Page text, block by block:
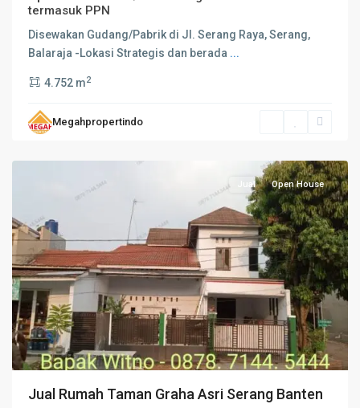
termasuk PPN
Disewakan Gudang/Pabrik di Jl. Serang Raya, Serang,
Balaraja -Lokasi Strategis dan berada ...
4.752 m2
Megahpropertindo
Jual Open House
Jual Rumah Taman Graha Asri Serang Banten